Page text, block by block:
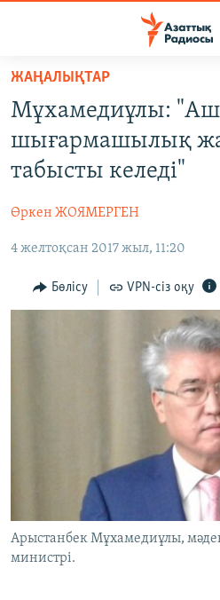
Skip
main
content
main
Navigation
Skip
Search
САЯСАТ
AZATTYQTV
АДАМ ҚҰҚЫҚТАРЫ
ӘЛЕУМЕТ
ӘЛЕМ
Басқа тілдерде
ЖАҢАЛЫҚТАР
Мұхамедиұлы:
шығармашылық
табысты келеді"
Өркен ЖОЯМЕРГЕН
4 желтоқсан 2017 жыл, 11:20
Бөлісу VPN-сіз оқу
Арыстанбек Мұхамедиұлы,
министрі.